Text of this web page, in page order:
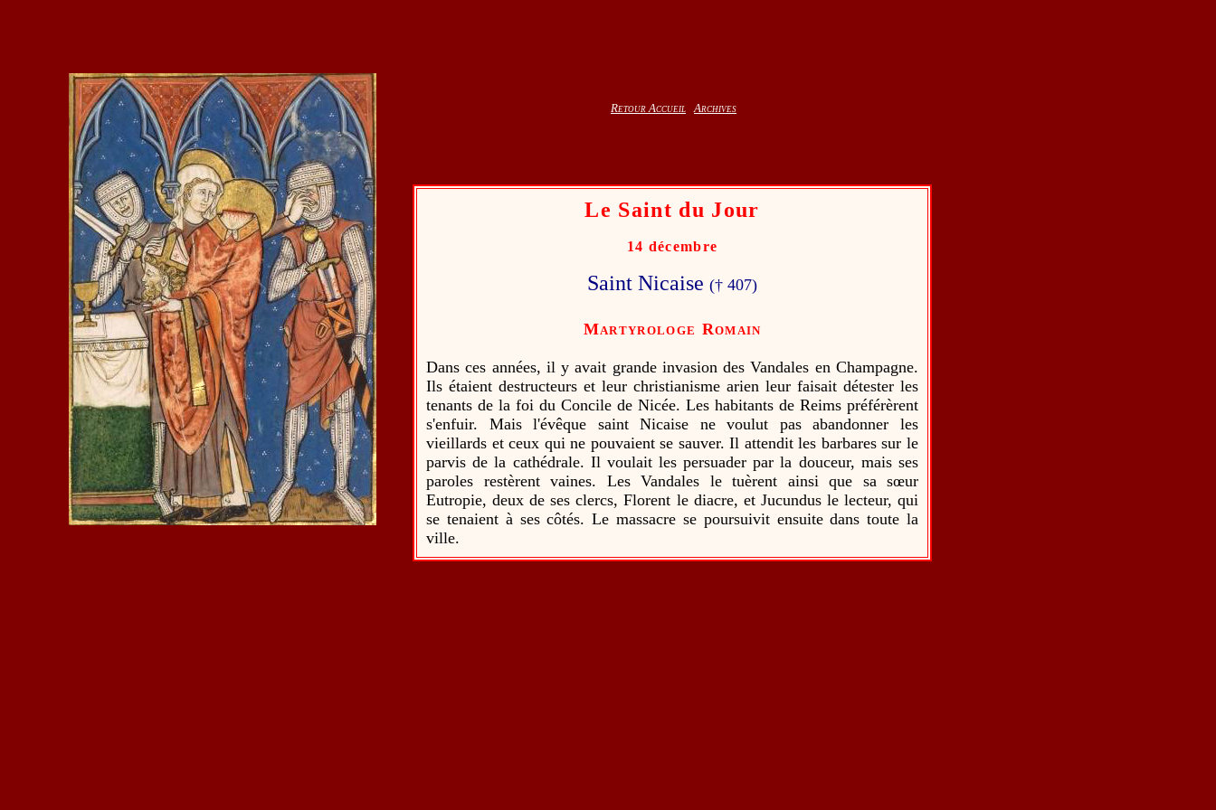
Retour Accueil Archives
Le Saint du Jour
14 décembre
Saint Nicaise († 407)
Martyrologe Romain
Dans ces années, il y avait grande invasion des Vandales en Champagne.
Ils étaient destructeurs et leur christianisme arien leur faisait détester les
tenants de la foi du Concile de Nicée. Les habitants de Reims préférèrent
s'enfuir. Mais l'évêque saint Nicaise ne voulut pas abandonner les
vieillards et ceux qui ne pouvaient se sauver. Il attendit les barbares sur le
parvis de la cathédrale. Il voulait les persuader par la douceur, mais ses
paroles restèrent vaines. Les Vandales le tuèrent ainsi que sa sœur
Eutropie, deux de ses clercs, Florent le diacre, et Jucundus le lecteur, qui
se tenaient à ses côtés. Le massacre se poursuivit ensuite dans toute la
ville.